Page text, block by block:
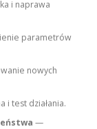
i naprawa
parametrów
nowych
i test działania.
—